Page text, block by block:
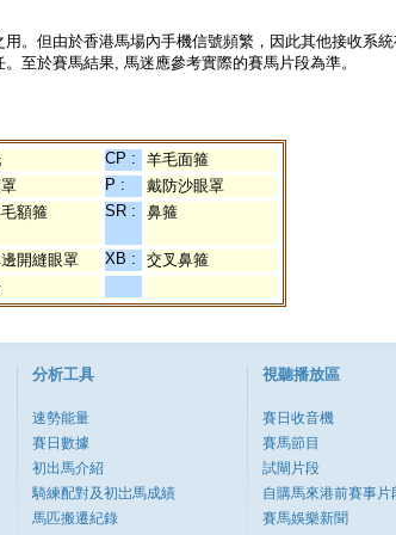
。但由於香港馬場內手機信號頻繁，因此其他接收系
至於賽馬結果, 馬迷應參考實際的賽馬片段為準。
CP :
羊毛面箍
P :
戴防沙眼罩
額箍 SR : 鼻箍
開縫眼罩 XB :
交叉鼻箍
分析工具
速勢能量
賽日數據
初出馬介紹
騎練配對及初岀馬成績
馬匹搬遷紀錄
視聽播放區
賽日收音機
賽馬節目
試閘片段
自購馬來港前賽事片
賽馬娛樂新聞